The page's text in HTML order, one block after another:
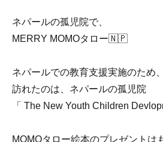
ネパールの孤児院で、
MERRY MOMOタロー🇳🇵
ネパールでの教育支援実施のため、
訪れたのは、ネパールの孤児院
「 The New Youth Children
MOMOタロー絵本のプレゼントは